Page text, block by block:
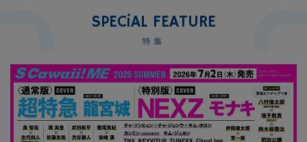
声優グッズ
グラビア
SPECiAL FEATURE
特集